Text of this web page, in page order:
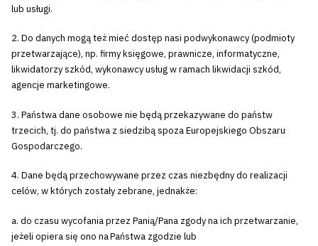
lub usługi.
2. Do danych mogą też mieć dostęp nasi podwykonawcy (podmioty
przetwarzające), np. firmy księgowe, prawnicze, informatyczne,
likwidatorzy szkód, wykonawcy usług w ramach likwidacji szkód,
agencje marketingowe.
3. Państwa dane osobowe nie będą przekazywane do państw
trzecich, tj. do państwa z siedzibą spoza Europejskiego Obszaru
Gospodarczego.
4. Dane będą przechowywane przez czas niezbędny do realizacji
celów, w których zostały zebrane, jednakże:
a. do czasu wycofania przez Panią/Pana zgody na ich przetwarzanie,
jeżeli opiera się ono na Państwa zgodzie lub